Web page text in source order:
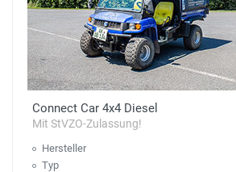
Connect Car 4x4 Diesel
Mit StVZO-Zulassung!
Hersteller
Typ